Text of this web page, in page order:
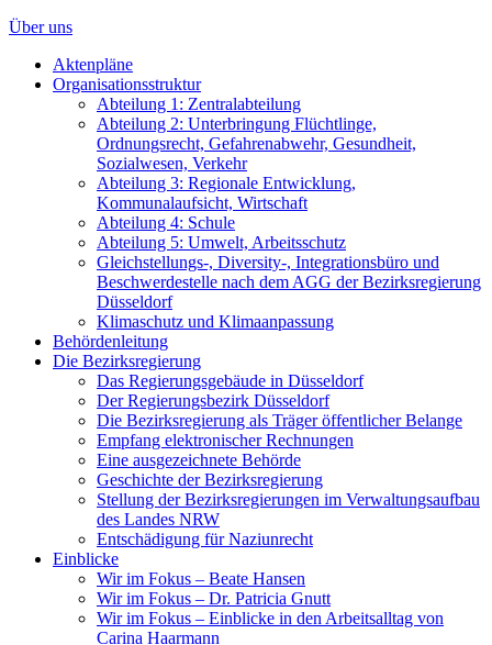
Über uns
Aktenpläne
Organisationsstruktur
Abteilung 1: Zentralabteilung
Abteilung 2: Unterbringung Flüchtlinge,
Ordnungsrecht, Gefahrenabwehr, Gesundheit,
Sozialwesen, Verkehr
Abteilung 3: Regionale Entwicklung,
Kommunalaufsicht, Wirtschaft
Abteilung 4: Schule
Abteilung 5: Umwelt, Arbeitsschutz
Gleichstellungs-, Diversity-, Integrationsbüro und
Beschwerdestelle nach dem AGG der Bezirksregierung
Düsseldorf
Klimaschutz und Klimaanpassung
Behördenleitung
Die Bezirksregierung
Das Regierungsgebäude in Düsseldorf
Der Regierungsbezirk Düsseldorf
Die Bezirksregierung als Träger öffentlicher Belange
Empfang elektronischer Rechnungen
Eine ausgezeichnete Behörde
Geschichte der Bezirksregierung
Stellung der Bezirksregierungen im Verwaltungsaufbau
des Landes NRW
Entschädigung für Naziunrecht
Einblicke
Wir im Fokus – Beate Hansen
Wir im Fokus – Dr. Patricia Gnutt
Wir im Fokus – Einblicke in den Arbeitsalltag von
Carina Haarmann